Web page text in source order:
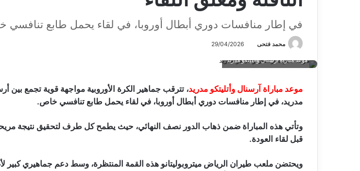
في إطار منافسات دوري أبطال أوروبا، في لقاء يحمل طابع تنافسي
محمد فتحى 29/04/2026
موعد مباراة آرسنال وأتليتكو مدريد
موعد مباراة آرسنال وأتليتكو مدريد، تترقب جماهير الكرة الأوروبية مواجهة قوية تجمع بين
مدريد، في إطار منافسات دوري أبطال أوروبا، في لقاء يحمل طابع تنافسي خاص.
وتأتي هذه المباراة ضمن ذهاب الدور نصف النهائي، حيث يطمح كل طرف لتحقيق نتيجة
قبل لقاء العودة.
ويحتضن ملعب طيران الرياض ميتروبوليتانو هذه القمة المنتظرة، وسط دعم جماهيري كبير